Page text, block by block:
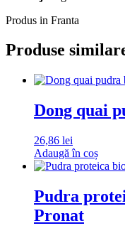
Produs in Franta
Produse
Dong quai
26,86 lei
Adaugă în coș
Pudra
Pronat